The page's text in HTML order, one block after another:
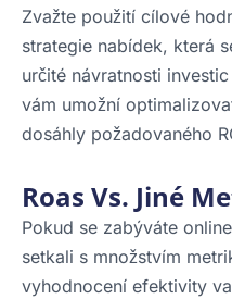
Zvažte použití cílové
strategie nabídek, která
určité návratnosti
vám umožní
dosáhly požadovaného
Roas Vs. Jiné
Pokud se zabýváte
setkali s množstvím
vyhodnocení efektivity